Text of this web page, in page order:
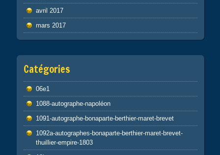
avril 2017
mars 2017
Catégories
06e1
1088-autographe-napoléon
1091-autographe-bonaparte-berthier-maret-brevet
1092a-autographes-bonaparte-berthier-maret-brevet-
thuillier-empire-1803